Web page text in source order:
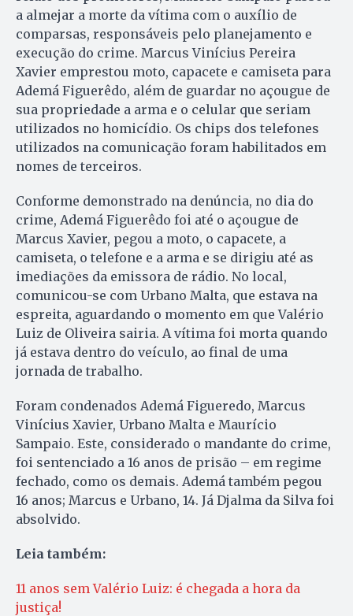
a almejar a morte da vítima com o auxílio de
comparsas, responsáveis pelo planejamento e
execução do crime. Marcus Vinícius Pereira
Xavier emprestou moto, capacete e camiseta para
Ademá Figuerêdo, além de guardar no açougue de
sua propriedade a arma e o celular que seriam
utilizados no homicídio. Os chips dos telefones
utilizados na comunicação foram habilitados em
nomes de terceiros.
Conforme demonstrado na denúncia, no dia do
crime, Ademá Figuerêdo foi até o açougue de
Marcus Xavier, pegou a moto, o capacete, a
camiseta, o telefone e a arma e se dirigiu até as
imediações da emissora de rádio. No local,
comunicou-se com Urbano Malta, que estava na
espreita, aguardando o momento em que Valério
Luiz de Oliveira sairia. A vítima foi morta quando
já estava dentro do veículo, ao final de uma
jornada de trabalho.
Foram condenados Ademá Figueredo, Marcus
Vinícius Xavier, Urbano Malta e Maurício
Sampaio. Este, considerado o mandante do crime,
foi sentenciado a 16 anos de prisão – em regime
fechado, como os demais. Ademá também pegou
16 anos; Marcus e Urbano, 14. Já Djalma da Silva foi
absolvido.
Leia também:
11 anos sem Valério Luiz: é chegada a hora da
justiça!